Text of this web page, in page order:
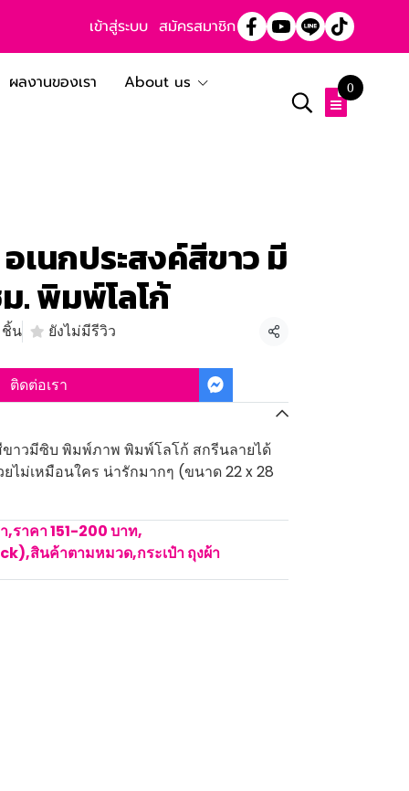
เข้าสู่ระบบ สมัครสมาชิก
ผลงานของเรา
About us
0
เนกประสงค์สีขาว มี
. พิมพ์โลโก้
ชิ้น ยังไม่มีรีวิว
แชร์
ติดต่อเรา
ขาวมีซิบ พิมพ์ภาพ พิมพ์โลโก้ สกรีนลายได้
ไม่เหมือนใคร น่ารักมากๆ (ขนาด 22 x 28
,ราคา 151-200 บาท,
,สินค้าตามหมวด,กระเป๋า ถุงผ้า